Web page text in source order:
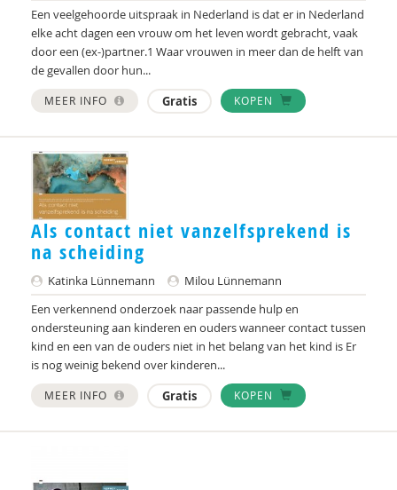
Mariëlle Bruning
Marije L. Verhage
McKeique
MD
Movisie
MSW
Nederlandse Sportalliantie m.m.v. Stichting
PhD
Sonja
Taylor
René . Spitz
Een veelgehoorde uitspraak in Nederland is dat er in Nederland
elke acht dagen een vrouw om het leven wordt gebracht, vaak
door een (ex-)partner.1 Waar vrouwen in meer dan de helft van
de gevallen door hun...
MEER INFO Gratis KOPEN
Als contact niet vanzelfsprekend is
na scheiding
Katinka Lünnemann
Milou Lünnemann
Een verkennend onderzoek naar passende hulp en
ondersteuning aan kinderen en ouders wanneer contact tussen
kind en een van de ouders niet in het belang van het kind is Er
is nog weinig bekend over kinderen...
MEER INFO Gratis KOPEN